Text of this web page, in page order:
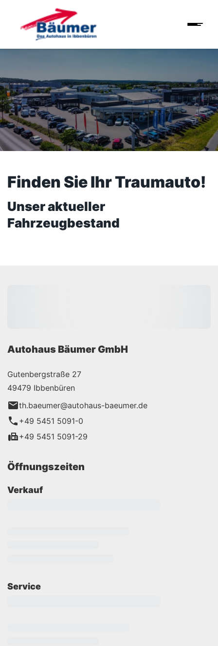
Finden Sie Ihr Traumauto!
Unser aktueller
Fahrzeugbestand
Autohaus Bäumer GmbH
Gutenbergstraße 27
49479 Ibbenbüren
th.baeumer@autohaus-baeumer.de
+49 5451 5091-0
+49 5451 5091-29
Öffnungszeiten
Verkauf
Service